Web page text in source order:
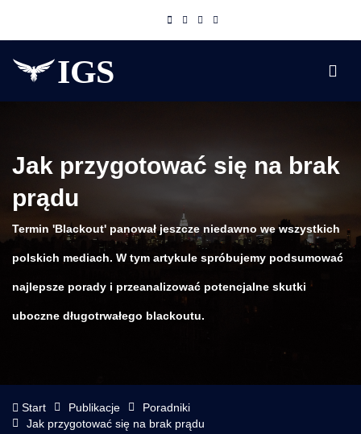
Jak przygotować się na brak
prądu
Termin 'Blackout' panował jeszcze niedawno we wszystkich
polskich mediach. W tym artykule spróbujemy podsumować
najlepsze porady i przeanalizować potencjalne skutki
uboczne długotrwałego blackoutu.
Start Publikacje
Poradniki
Jak przygotować się na brak prądu